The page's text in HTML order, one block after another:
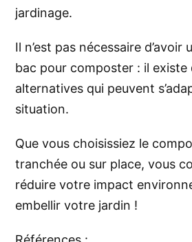
jardinage.
Il n’est pas nécessaire
bac pour composter : il existe
alternatives qui peuvent
situation.
Que vous choisissiez le
tranchée ou sur place, vous
réduire votre impact
embellir votre jardin !